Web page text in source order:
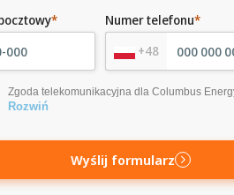
* Numer telefonu*
+48
Zgoda telekomunikacyjna dla Columbus
Rozwiń
Wyślij formularz